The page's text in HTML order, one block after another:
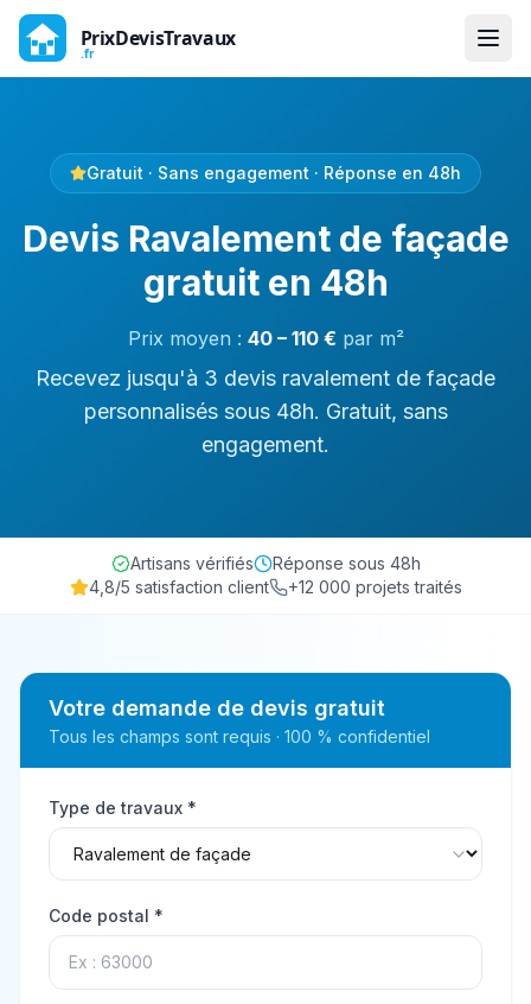
Gratuit · Sans engagement · Réponse en 48h
Devis Ravalement de façade
gratuit en 48h
Prix moyen : 40– 110€ par m²
Recevez jusqu'à 3 devis ravalement de façade
personnalisés sous 48h. Gratuit, sans
engagement.
Artisans vérifiés
Réponse sous 48h
4,8/5 satisfaction client
+12 000 projets traités
Votre demande de devis gratuit
Tous les champs sont requis · 100 % confidentiel
Type de travaux *
Code postal *